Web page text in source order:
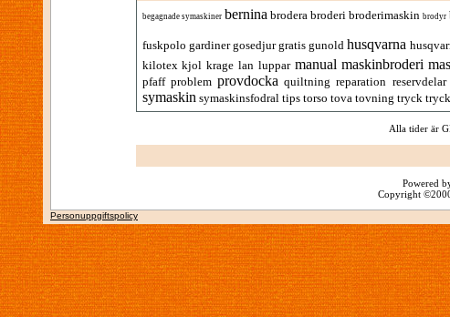
begagnade symaskiner bernina brodera broderi broderimaskin brodyr
fuskpolo gardiner gosedjur gratis gunold husqvarna
kilotex kjol krage lan luppar manual maskinbroderi
pfaff problem provdocka quiltning reparation reservdelar
symaskin symaskinsfodral tips torso tova tovning tryck
Alla tider är
Powered
Copyright
Personuppgiftspolicy